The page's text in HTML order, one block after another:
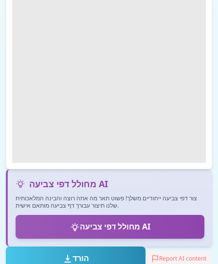
מחולל דפי צביעה AI
צור דפי צביעה ייחודיים משלך! פשוט תאר מה אתה רוצה והבינה המלאכותית
שלנו תיצור עבורך דף צביעה מותאם אישית.
מחולל דפי צביעה AI
הורד Report AI content